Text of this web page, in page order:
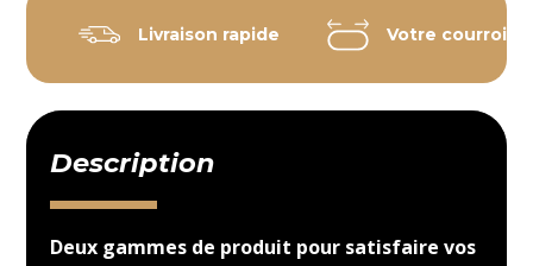
Livraison rapide Votre courroie
Description
Deux gammes de produit pour satisfaire vos